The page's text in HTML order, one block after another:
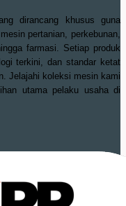
dirancang khusus guna
pertanian, perkebunan,
farmasi. Setiap produk
terkini, dan standar ketat
Jelajahi koleksi mesin kami
utama pelaku usaha di